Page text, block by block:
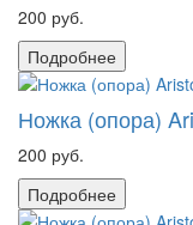
200 руб.
Подробнее
Ножка (опора)
200 руб.
Подробнее